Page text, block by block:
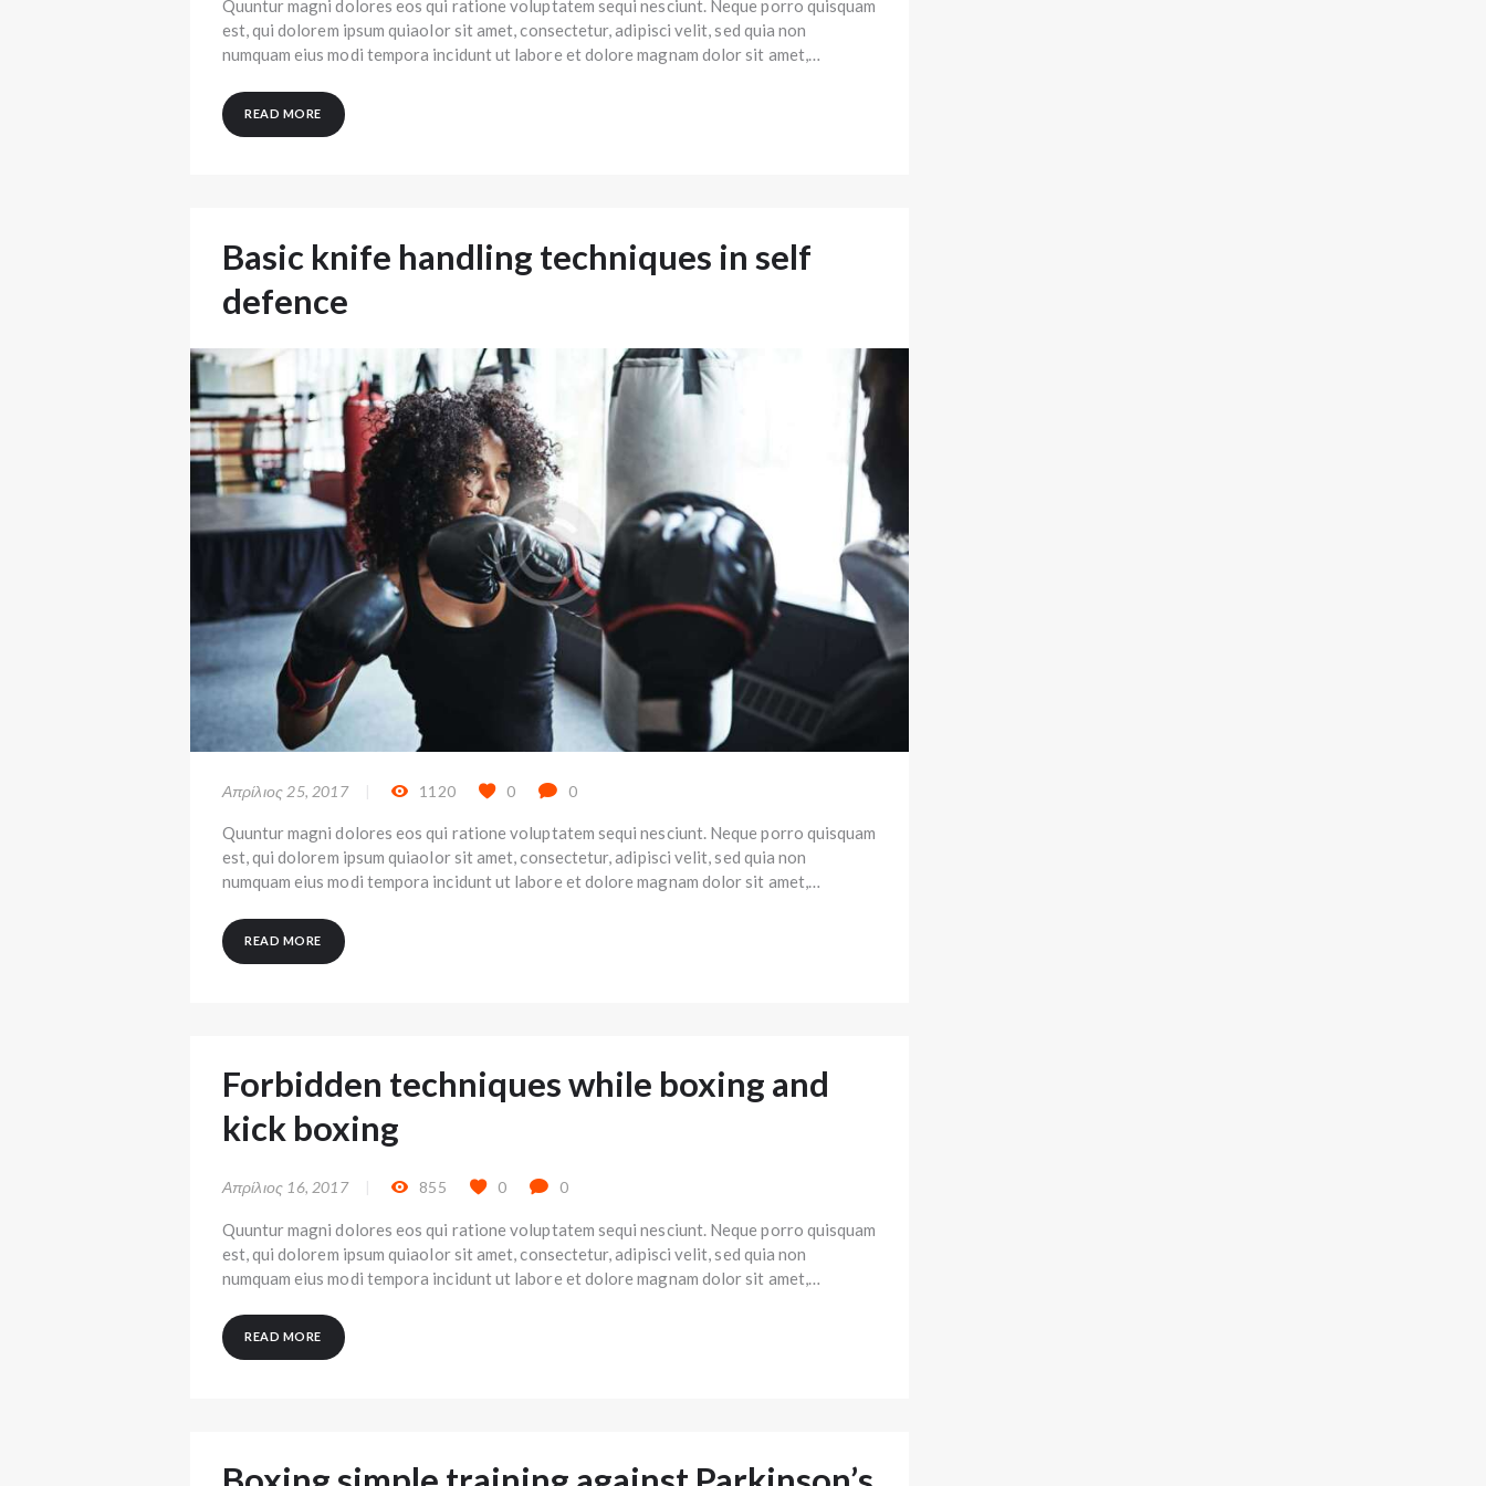
Quuntur magni dolores eos qui ratione voluptatem sequi nesciunt. Neque porro quisquam
est, qui dolorem ipsum quiaolor sit amet, consectetur, adipisci velit, sed quia non
numquam eius modi tempora incidunt ut labore et dolore magnam dolor sit amet,…
READ MORE
Basic knife handling techniques in self
defence
Απρίλιος 25, 2017 1120 0 0
Quuntur magni dolores eos qui ratione voluptatem sequi nesciunt. Neque porro quisquam
est, qui dolorem ipsum quiaolor sit amet, consectetur, adipisci velit, sed quia non
numquam eius modi tempora incidunt ut labore et dolore magnam dolor sit amet,…
READ MORE
Forbidden techniques while boxing and
kick boxing
Απρίλιος 16, 2017 855 0 0
Quuntur magni dolores eos qui ratione voluptatem sequi nesciunt. Neque porro quisquam
est, qui dolorem ipsum quiaolor sit amet, consectetur, adipisci velit, sed quia non
numquam eius modi tempora incidunt ut labore et dolore magnam dolor sit amet,…
READ MORE